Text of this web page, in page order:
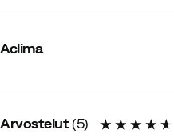
Tavarantoimittajan värinimike
Kuidut:19.5 mikron
Aclima
Arvostelut(5)